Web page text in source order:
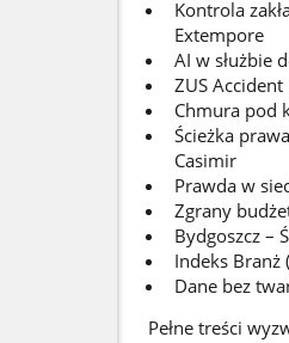
Kontrola
Extempore
AI w służbie
ZUS
Chmura pod
Ścieżka
Casimir
Prawda w
Zgrany
Bydgoszcz –
Indeks Branż
Dane bez
Pełne treści